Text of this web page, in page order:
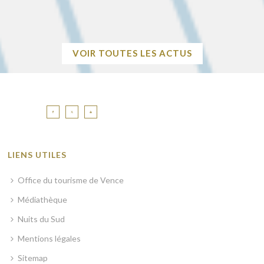
VOIR TOUTES LES ACTUS
LIENS UTILES
Office du tourisme de Vence
Médiathèque
Nuits du Sud
Mentions légales
Sitemap